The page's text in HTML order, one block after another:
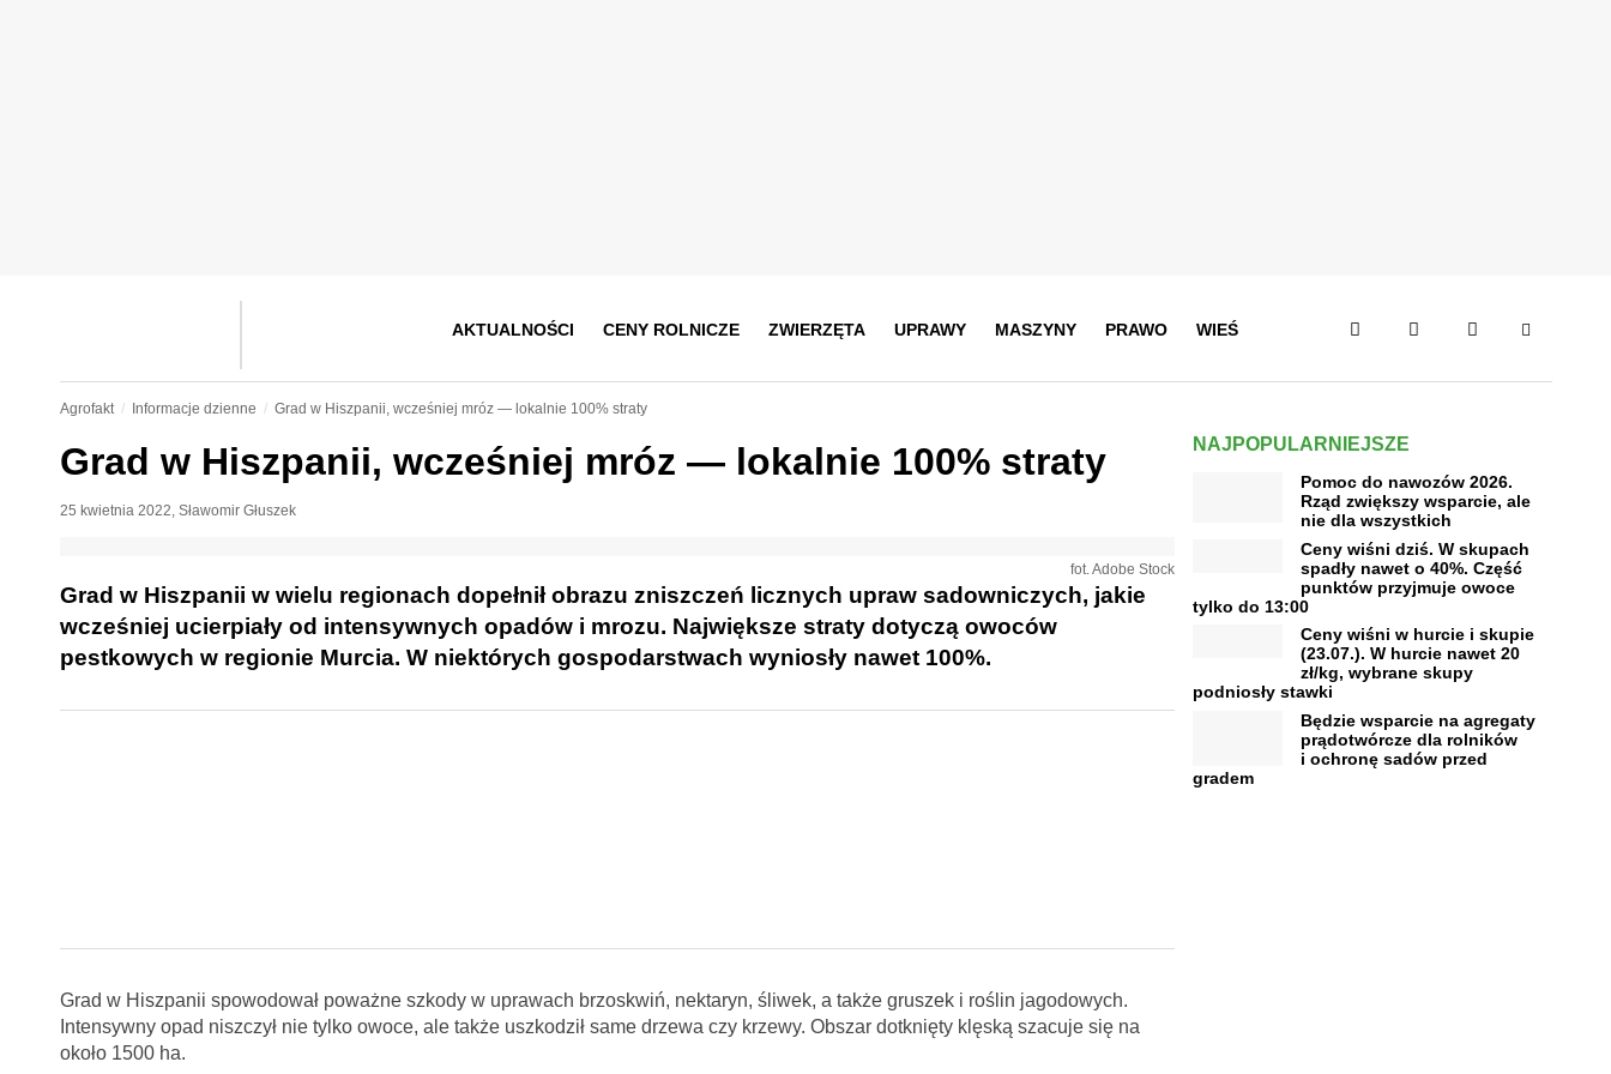
AKTUALNOŚCI CENY ROLNICZE ZWIERZĘTA UPRAWY MASZYNY PRAWO WIEŚ
Agrofakt Informacje dzienne Grad w Hiszpanii, wcześniej mróz — lokalnie 100% straty
Grad w Hiszpanii, wcześniej mróz — lokalnie 100% straty
25 kwietnia 2022, Sławomir Głuszek
fot. Adobe Stock
Grad w Hiszpanii w wielu regionach dopełnił obrazu zniszczeń licznych upraw sadowniczych, jakie
wcześniej ucierpiały od intensywnych opadów i mrozu. Największe straty dotyczą owoców
pestkowych w regionie Murcia. W niektórych gospodarstwach wyniosły nawet 100%.
Grad w Hiszpanii spowodował poważne szkody w uprawach brzoskwiń, nektaryn, śliwek, a także gruszek i roślin jagodowych.
Intensywny opad niszczył nie tylko owoce, ale także uszkodził same drzewa czy krzewy. Obszar dotknięty klęską szacuje się na
około 1500 ha.
NAJPOPULARNIEJSZE
Pomoc do nawozów 2026.
Rząd zwiększy wsparcie, ale
nie dla wszystkich
Ceny wiśni dziś. W skupach
spadły nawet o 40%. Część
punktów przyjmuje owoce
tylko do 13:00
Ceny wiśni w hurcie i skupie
(23.07.). W hurcie nawet 20
zł/kg, wybrane skupy
podniosły stawki
Będzie wsparcie na agregaty
prądotwórcze dla rolników
i ochronę sadów przed
gradem